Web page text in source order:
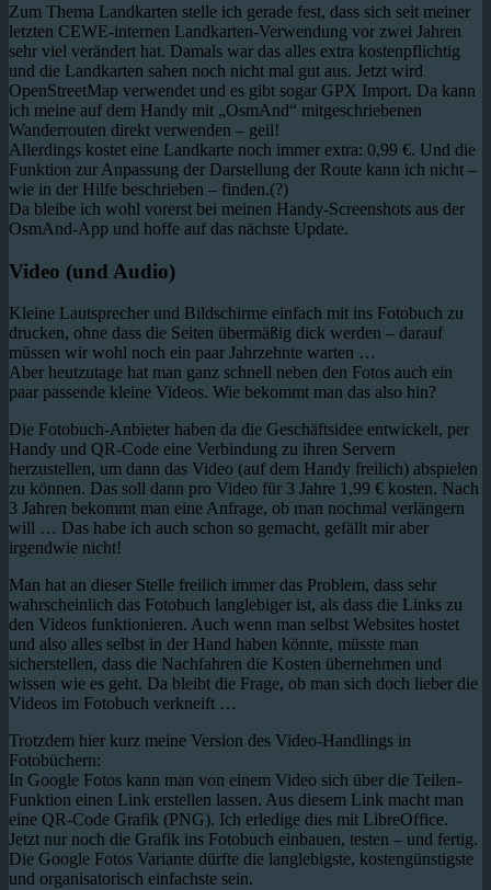
Zum Thema Landkarten stelle ich gerade fest, dass sich seit meiner
letzten CEWE-internen Landkarten-Verwendung vor zwei Jahren
sehr viel verändert hat. Damals war das alles extra kostenpflichtig
und die Landkarten sahen noch nicht mal gut aus. Jetzt wird
OpenStreetMap verwendet und es gibt sogar GPX Import. Da kann
ich meine auf dem Handy mit „OsmAnd“ mitgeschriebenen
Wanderrouten direkt verwenden – geil!
Allerdings kostet eine Landkarte noch immer extra: 0,99 €. Und die
Funktion zur Anpassung der Darstellung der Route kann ich nicht –
wie in der Hilfe beschrieben – finden.(?)
Da bleibe ich wohl vorerst bei meinen Handy-Screenshots aus der
OsmAnd-App und hoffe auf das nächste Update.
Video (und Audio)
Kleine Lautsprecher und Bildschirme einfach mit ins Fotobuch zu
drucken, ohne dass die Seiten übermäßig dick werden – darauf
müssen wir wohl noch ein paar Jahrzehnte warten …
Aber heutzutage hat man ganz schnell neben den Fotos auch ein
paar passende kleine Videos. Wie bekommt man das also hin?
Die Fotobuch-Anbieter haben da die Geschäftsidee entwickelt, per
Handy und QR-Code eine Verbindung zu ihren Servern
herzustellen, um dann das Video (auf dem Handy freilich) abspielen
zu können. Das soll dann pro Video für 3 Jahre 1,99 € kosten. Nach
3 Jahren bekommt man eine Anfrage, ob man nochmal verlängern
will … Das habe ich auch schon so gemacht, gefällt mir aber
irgendwie nicht!
Man hat an dieser Stelle freilich immer das Problem, dass sehr
wahrscheinlich das Fotobuch langlebiger ist, als dass die Links zu
den Videos funktionieren. Auch wenn man selbst Websites hostet
und also alles selbst in der Hand haben könnte, müsste man
sicherstellen, dass die Nachfahren die Kosten übernehmen und
wissen wie es geht. Da bleibt die Frage, ob man sich doch lieber die
Videos im Fotobuch verkneift …
Trotzdem hier kurz meine Version des Video-Handlings in
Fotobüchern:
In Google Fotos kann man von einem Video sich über die Teilen-
Funktion einen Link erstellen lassen. Aus diesem Link macht man
eine QR-Code Grafik (PNG). Ich erledige dies mit LibreOffice.
Jetzt nur noch die Grafik ins Fotobuch einbauen, testen – und fertig.
Die Google Fotos Variante dürfte die langlebigste, kostengünstigste
und organisatorisch einfachste sein.